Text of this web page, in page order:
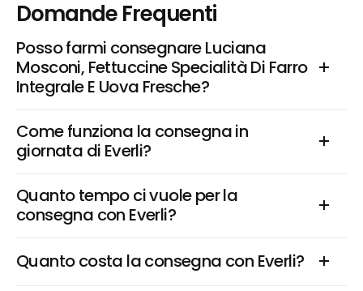
Domande Frequenti
Posso farmi consegnare Luciana
Mosconi, Fettuccine Specialità Di Farro
Integrale E Uova Fresche?
Come funziona la consegna in
giornata di Everli?
Quanto tempo ci vuole per la
consegna con Everli?
Quanto costa la consegna con Everli?